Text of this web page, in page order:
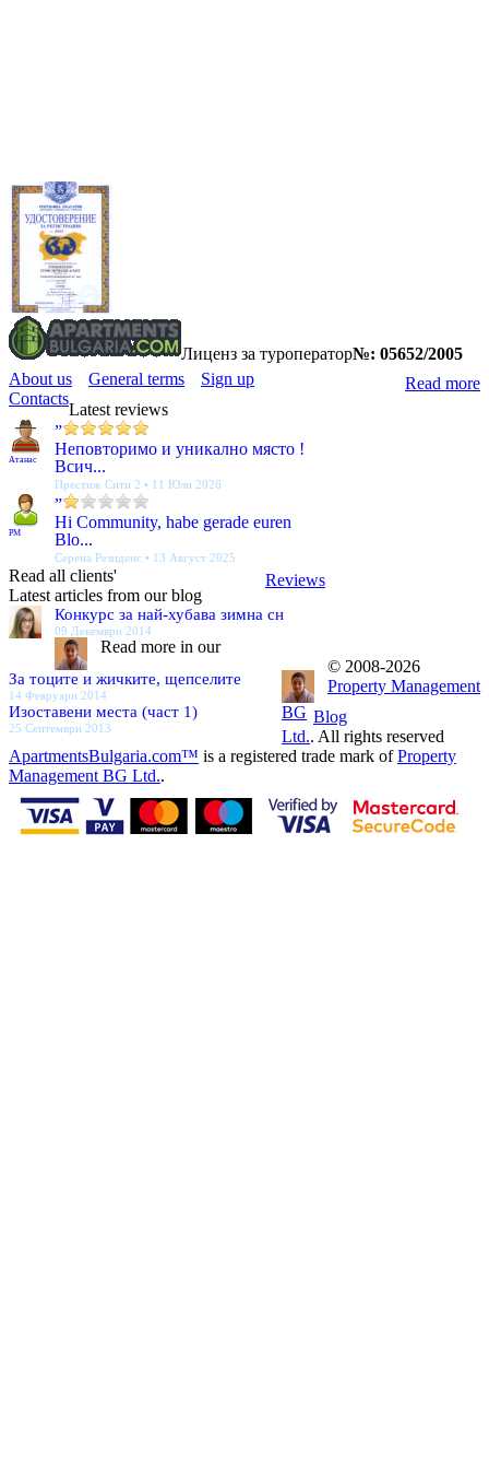
Лиценз за туроператор№: 05652/2005
Read more
About us General terms
Sign up
Contacts
Latest reviews
Атанас
”
Неповторимо и уникално място !
Всич...
Престиж Сити 2 • 11 Юли 2026
PM
”
Hi Community, habe gerade euren
Blo...
Серена Резиденс • 13 Август 2025
Reviews
Read all clients'
Latest articles from our blog
Конкурс за най-хубава зимна сн
09 Декември 2014
За тоците и жичките, щепселите
14 Февруари 2014
Изоставени места (част 1)
25 Септември 2013
Blog
Read more in our
© 2008-2026
Property Management
BG
Ltd.. All rights reserved
ApartmentsBulgaria.com™ is a registered trade mark ofProperty
Management BG Ltd..